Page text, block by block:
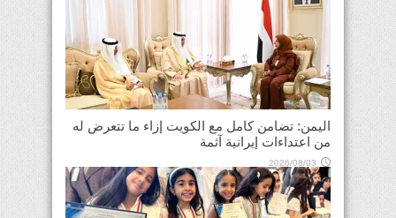
اليمن: تضامن كامل مع الكويت إزاء ما تتعرض له
من اعتداءات إيرانية آثمة
2026/08/03